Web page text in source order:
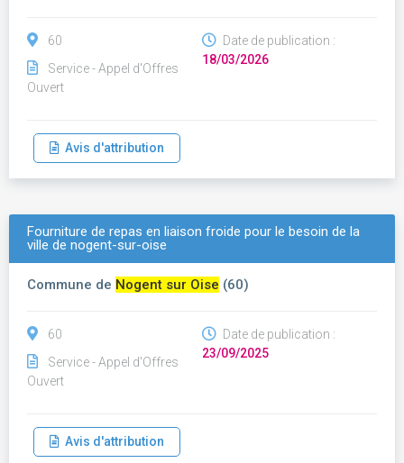
60
Service - Appel d'Offres
Ouvert
Date de publication :
18/03/2026
Avis d'attribution
Fourniture de repas en liaison froide pour le besoin de la
ville de nogent-sur-oise
Commune de Nogent sur Oise (60)
60
Service - Appel d'Offres
Ouvert
Date de publication :
23/09/2025
Avis d'attribution